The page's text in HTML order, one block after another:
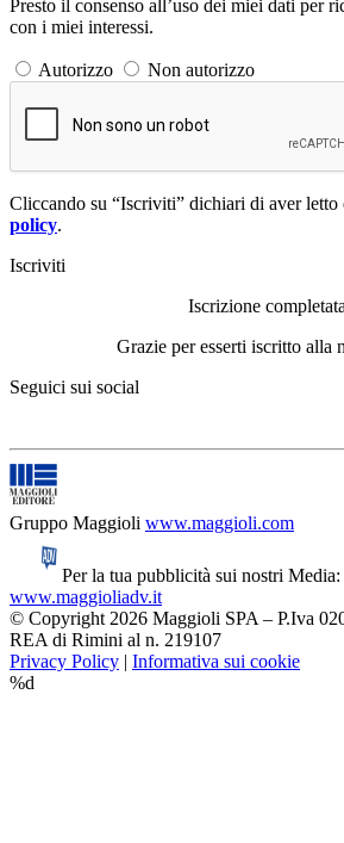
Presto il consenso all’uso dei miei dati per
con i miei interessi.
Autorizzo Non autorizzo
Cliccando su “Iscriviti” dichiari di aver letto
policy.
Iscriviti
Iscrizione
Grazie per esserti iscritto alla
Seguici sui social
Gruppo Maggioli www.maggioli.com
Per la tua pubblicità sui nostri Media:
www.maggioliadv.it
© Copyright 2026 Maggioli SPA – P.Iva
REA di Rimini al n. 219107
Privacy Policy | Informativa sui cookie
%d